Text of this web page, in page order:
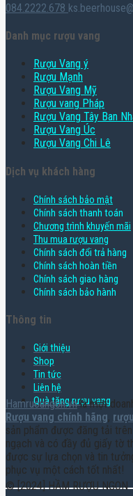
084.2222.678
Danh mục rượu vang
Rượu Vang ý
Rượu Mạnh
Rượu Vang Mỹ
Rượu vang Pháp
Rượu Vang Tây Ban
Rượu Vang Úc
Rượu Vang Chi Lê
Dịch vụ khách hàng
Chính sách bảo mật
Chính sách thanh toán
Chương trình khuyến mãi
Thu mua rượu vang
Chính sách đổi trả hàng
Chính sách hoàn tiền
Chính sách giao hàng
Chính sách bảo hành
Thông tin
Giới thiệu
Shop
Tin tức
Liên hệ
Quà tặng rượu vang
Hamruoungon.vnlà một
Rượu vang chính hãng,
sản phẩm được đăng tải
ngạch và có đầy đủ giấy tờ
được sự lựa chọn và tin
phục vụ một cách tốt nhất!
© [2024] HẦM RƯỢU NGON